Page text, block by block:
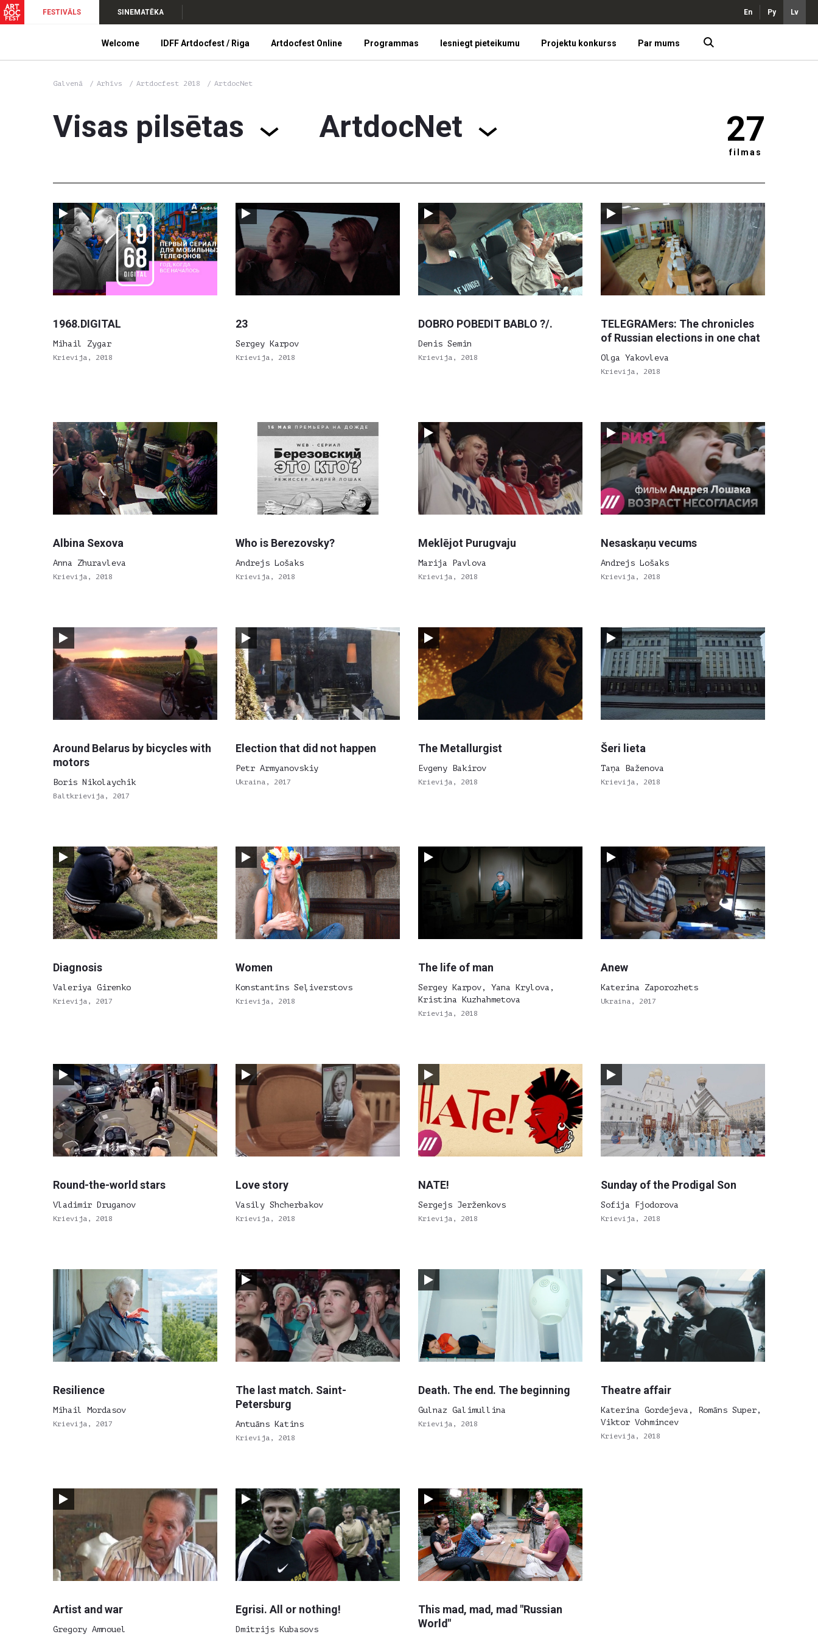
FESTIVĀLS SINEMATĒKA En Ру Lv
Welcome IDFF Artdocfest / Riga Artdocfest Online Programmas Iesniegt pieteikumu Projektu konkurss Par mums
Galvenā Arhīvs Artdocfest 2018 ArtdocNet
Visas pilsētas ArtdocNet 27
filmas
1968.DIGITAL
Mihail Zygar
Krievija, 2018
23
Sergey Karpov
Krievija, 2018
DOBRO POBEDIT BABLO ?/.
Denis Semin
Krievija, 2018
TELEGRAMers: The chronicles
of Russian elections in one chat
Olga Yakovleva
Krievija, 2018
Albina Sexova
Anna Zhuravleva
Krievija, 2018
Who is Berezovsky?
Andrejs Lošaks
Krievija, 2018
Meklējot Purugvaju
Marija Pavlova
Krievija, 2018
Nesaskaņu vecums
Andrejs Lošaks
Krievija, 2018
Around Belarus by bicycles with
motors
Boris Nikolaychik
Baltkrievija, 2017
Election that did not happen
Petr Armyanovskiy
Ukraina, 2017
The Metallurgist
Evgeny Bakirov
Krievija, 2018
Šeri lieta
Taņa Baženova
Krievija, 2018
Diagnosis
Valeriya Girenko
Krievija, 2017
Women
Konstantīns Seļiverstovs
Krievija, 2018
The life of man
Sergey Karpov, Yana Krylova,
Kristina Kuzhahmetova
Krievija, 2018
Anew
Katerina Zaporozhets
Ukraina, 2017
Round-the-world stars
Vladimir Druganov
Krievija, 2018
Love story
Vasily Shcherbakov
Krievija, 2018
NATE!
Sergejs Jerženkovs
Krievija, 2018
Sunday of the Prodigal Son
Sofija Fjodorova
Krievija, 2018
Resilience
Mihail Mordasov
Krievija, 2017
The last match. Saint-
Petersburg
Antuāns Katins
Krievija, 2018
Death. The end. The beginning
Gulnaz Galimullina
Krievija, 2018
Theatre affair
Katerina Gordejeva, Romāns Super,
Viktor Vohmincev
Krievija, 2018
Artist and war
Gregory Amnouel
Egrisi. All or nothing!
Dmitrijs Kubasovs
This mad, mad, mad "Russian
World"